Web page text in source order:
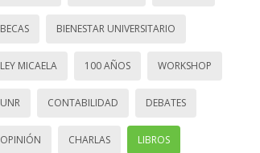
BECAS BIENESTAR UNIVERSITARIO
LEY MICAELA 100 AÑOS WORKSHOP
UNR CONTABILIDAD DEBATES
OPINIÓN CHARLAS LIBROS